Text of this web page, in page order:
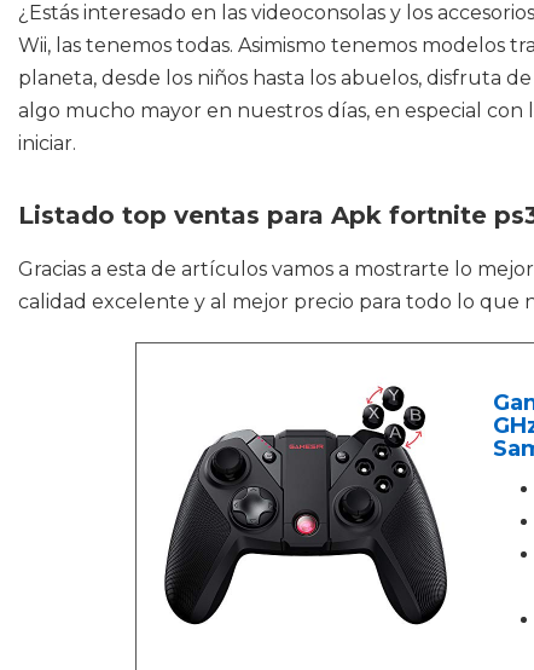
¿Estás interesado en las videoconsolas y los
Wii, las tenemos todas. Asimismo tenemos modelos
planeta, desde los niños hasta los abuelos, disfruta
algo mucho mayor en nuestros días, en especial
iniciar.
Listado top ventas para Apk fortnite
Gracias a esta de artículos vamos a mostrarte lo
calidad excelente y al mejor precio para todo lo que